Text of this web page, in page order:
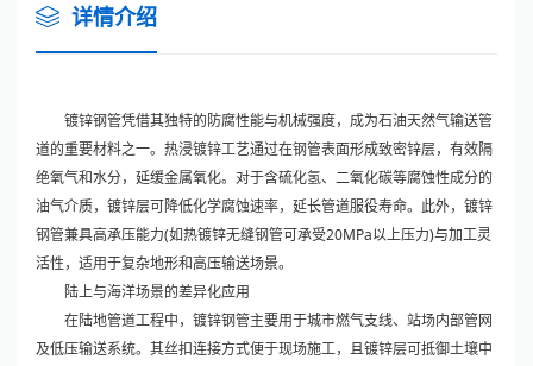
详情介绍
镀锌钢管凭借其独特的防腐性能与机械强度，成为石油天然气输送管
道的重要材料之一。热浸镀锌工艺通过在钢管表面形成致密锌层，有效隔
绝氧气和水分，延缓金属氧化。对于含硫化氢、二氧化碳等腐蚀性成分的
油气介质，镀锌层可降低化学腐蚀速率，延长管道服役寿命。此外，镀锌
钢管兼具高承压能力(如热镀锌无缝钢管可承受20MPa以上压力)与加工灵
活性，适用于复杂地形和高压输送场景。
陆上与海洋场景的差异化应用
在陆地管道工程中，镀锌钢管主要用于城市燃气支线、站场内部管网
及低压输送系统。其丝扣连接方式便于现场施工，且镀锌层可抵御土壤中